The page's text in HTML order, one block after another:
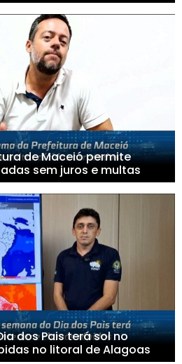
de Maceió permite
sem juros e multas
dos Pais terá sol no
no litoral de Alagoas